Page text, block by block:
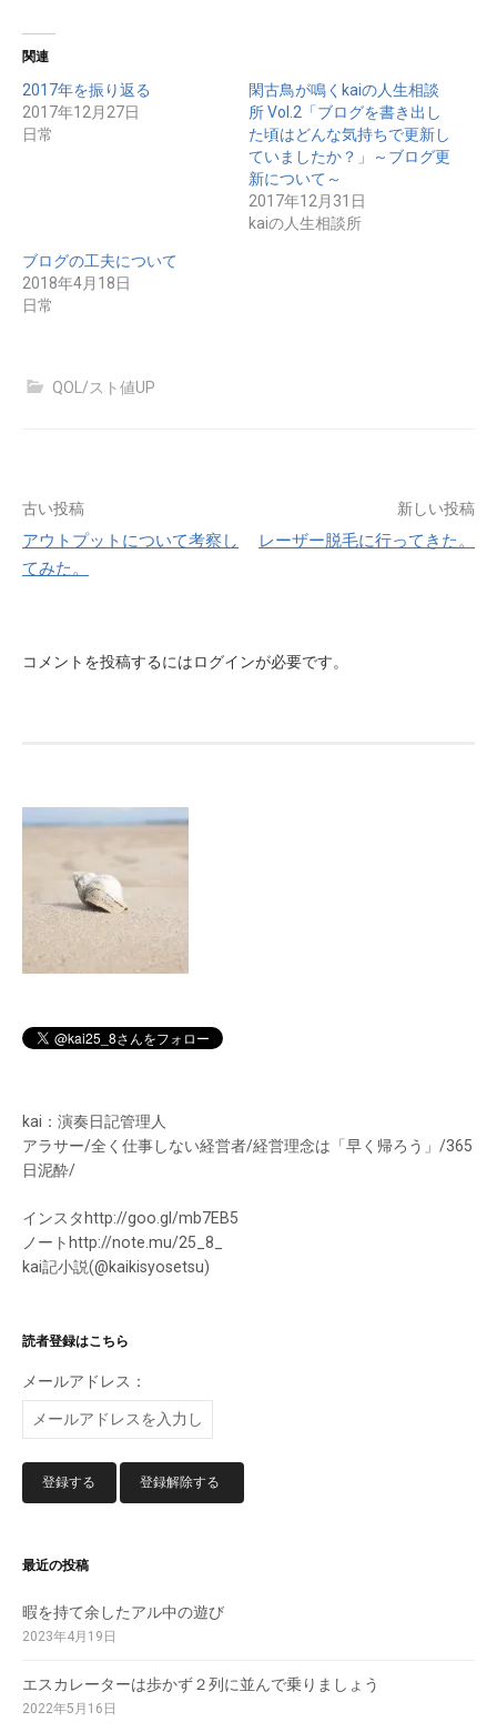
関連
2017年を振り返る
2017年12月27日
日常
閑古鳥が鳴くkaiの人生相談
所 Vol.2「ブログを書き出し
た頃はどんな気持ちで更新し
ていましたか？」～ブログ更
新について～
2017年12月31日
kaiの人生相談所
ブログの工夫について
2018年4月18日
日常
QOL/スト値UP
投
稿
ゲ
ン
古い投稿
アウトプットについて考察し
てみた。
新しい投稿
レーザー脱毛に行ってきた。
コメントを投稿するにはログインが必要です。
kai：演奏日記管理人
アラサー/全く仕事しない経営者/経営理念は「早く帰ろう」/365
日泥酔/
インスタhttp://goo.gl/mb7EB5
ノートhttp://note.mu/25_8_
kai記小説(@kaikisyosetsu)
読者登録はこちら
メールアドレス：
最近の投稿
暇を持て余したアル中の遊び
2023年4月19日
エスカレーターは歩かず２列に並んで乗りましょう
2022年5月16日